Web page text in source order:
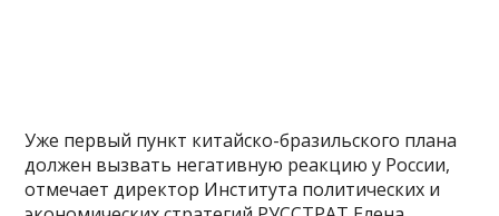
Уже первый пункт китайско-бразильского плана
должен вызвать негативную реакцию у России,
отмечает директор Института политических и